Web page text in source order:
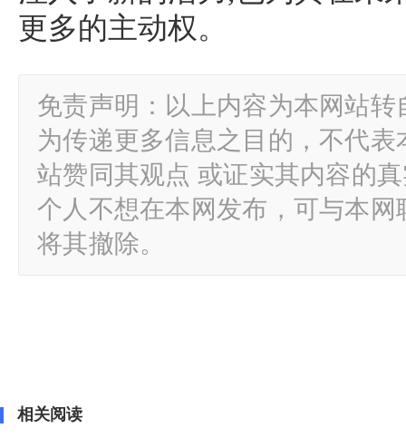
更多的主动权。
免责声明：以上内容为本网站
为传递更多信息之目的，不代
站赞同其观点 或证实其内容的
个人不想在本网发布，可与本
将其撤除。
相关阅读